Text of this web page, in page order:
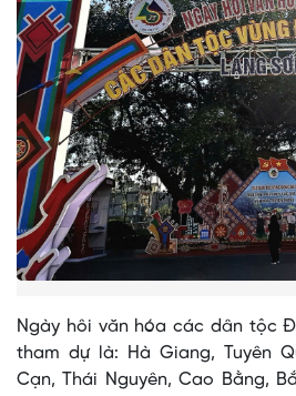
Ngày hôi văn hóa các dân tộc
tham dự là: Hà Giang, Tuyên
Cạn, Thái Nguyên, Cao Bằng,